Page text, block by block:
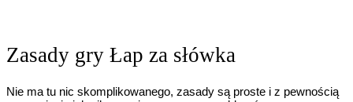
Zasady gry Łap za słówka
Nie ma tu nic skomplikowanego, zasady są proste i z pewnością